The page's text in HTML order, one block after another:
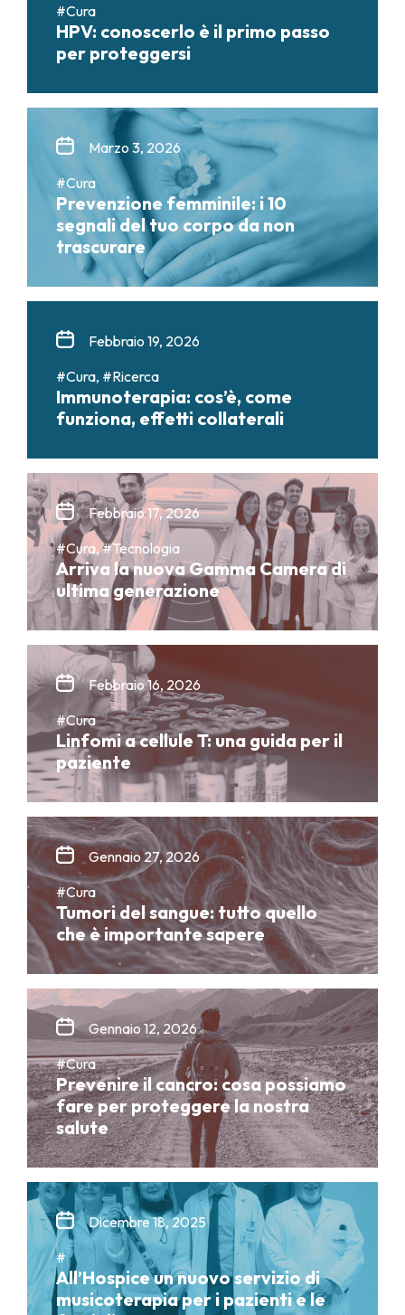
#Cura
HPV: conoscerlo è il primo passo
per proteggersi
Marzo 3, 2026
#Cura
Prevenzione femminile: i 10
segnali del tuo corpo da non
trascurare
Febbraio 19, 2026
#Cura, #Ricerca
Immunoterapia: cos’è, come
funziona, effetti collaterali
Febbraio 17, 2026
#Cura, #Tecnologia
Arriva la nuova Gamma Camera di
ultima generazione
Febbraio 16, 2026
#Cura
Linfomi a cellule T: una guida per il
paziente
Gennaio 27, 2026
#Cura
Tumori del sangue: tutto quello
che è importante sapere
Gennaio 12, 2026
#Cura
Prevenire il cancro: cosa possiamo
fare per proteggere la nostra
salute
Dicembre 18, 2025
#
All’Hospice un nuovo servizio di
musicoterapia per i pazienti e le